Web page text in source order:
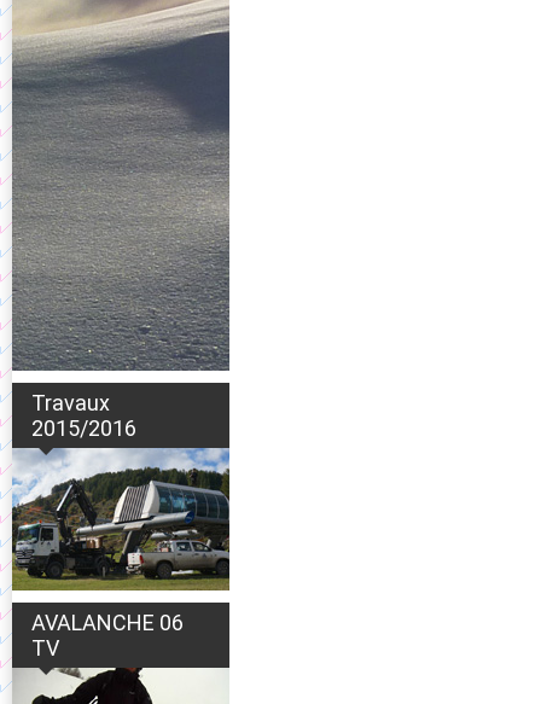
Travaux
2015/2016
AVALANCHE 06
TV